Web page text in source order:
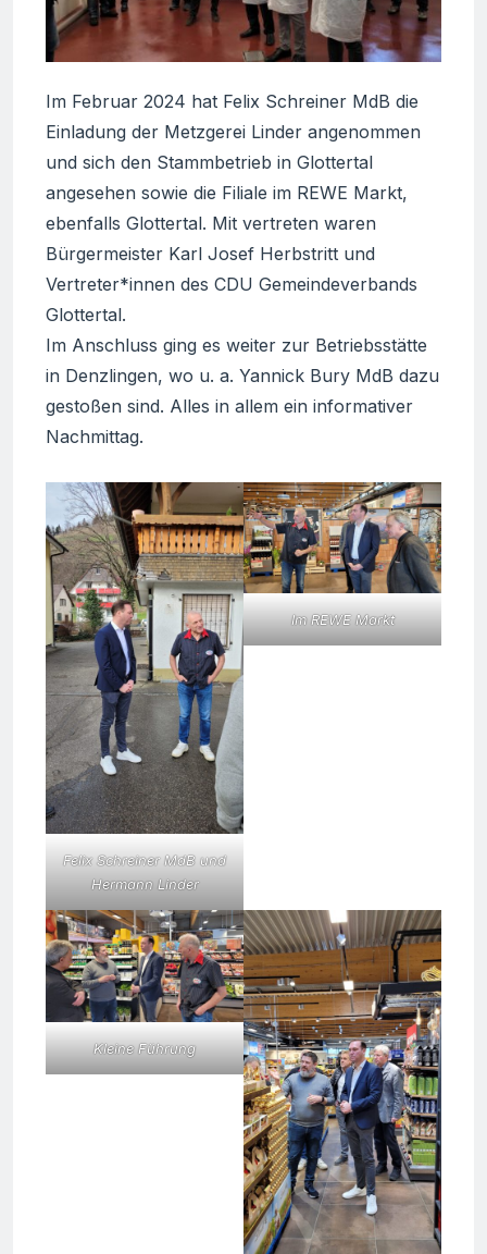
Im Februar 2024 hat Felix Schreiner MdB die
Einladung der Metzgerei Linder angenommen
und sich den Stammbetrieb in Glottertal
angesehen sowie die Filiale im REWE Markt,
ebenfalls Glottertal. Mit vertreten waren
Bürgermeister Karl Josef Herbstritt und
Vertreter*innen des CDU Gemeindeverbands
Glottertal.
Im Anschluss ging es weiter zur Betriebsstätte
in Denzlingen, wo u. a. Yannick Bury MdB dazu
gestoßen sind. Alles in allem ein informativer
Nachmittag.
Felix Schreiner MdB und
Hermann Linder
Im REWE Markt
Kleine Führung